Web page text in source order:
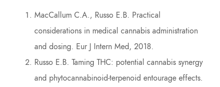
MacCallum C.A., Russo E.B. Practical
considerations in medical cannabis administration
and dosing. Eur J Intern Med, 2018.
Russo E.B. Taming THC: potential cannabis synergy
and phytocannabinoid-terpenoid entourage effects.